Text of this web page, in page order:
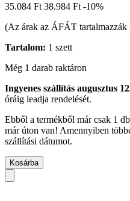
35.084 Ft 38.984 Ft -10%
(Az árak az ÁFÁT tartalmazzák
Tartalom: 1 szett
Még 1 darab raktáron
Ingyenes szállítás augusztus
óráig leadja rendelését.
Ebből a termékből már csak 1
már úton van! Amennyiben
szállítási dátumot.
Kosárba